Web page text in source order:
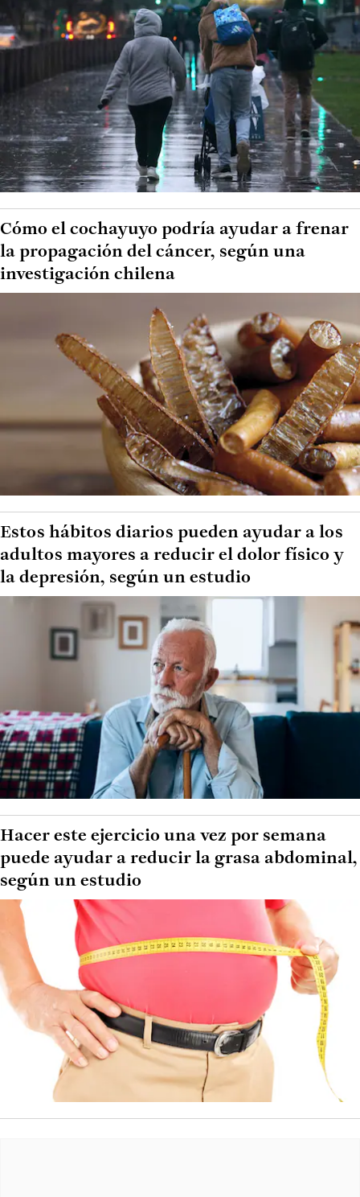
Cómo el cochayuyo podría ayudar a frenar
la propagación del cáncer, según una
investigación chilena
Estos hábitos diarios pueden ayudar a los
adultos mayores a reducir el dolor físico y
la depresión, según un estudio
Hacer este ejercicio una vez por semana
puede ayudar a reducir la grasa abdominal,
según un estudio